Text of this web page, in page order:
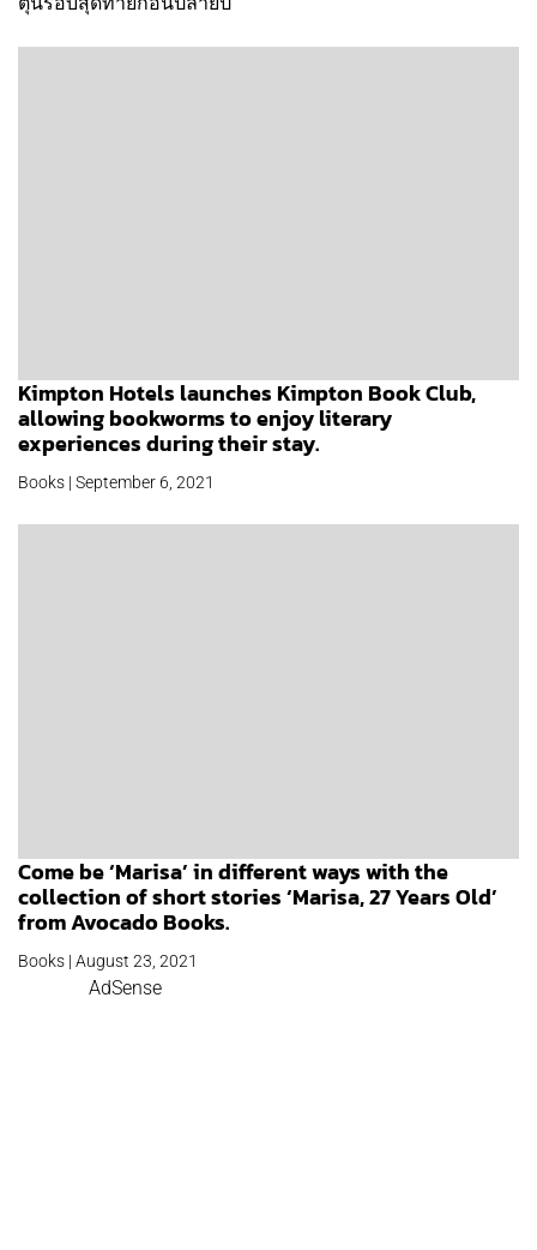
Kimpton Hotels launches Kimpton Book Club,
allowing bookworms to enjoy literary
experiences during their stay.
Books | September 6, 2021
Come be ‘Marisa’ in different ways with the
collection of short stories ‘Marisa, 27 Years Old’
from Avocado Books.
Books | August 23, 2021
AdSense